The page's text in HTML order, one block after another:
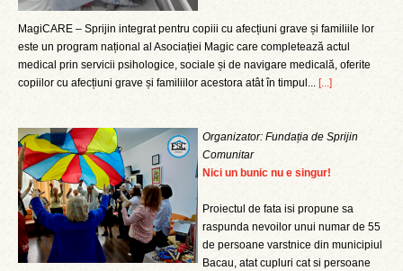
MagiCARE – Sprijin integrat pentru copiii cu afecțiuni grave și familiile lor
este un program național al Asociației Magic care completează actul
medical prin servicii psihologice, sociale și de navigare medicală, oferite
copiilor cu afecțiuni grave și familiilor acestora atât în timpul... [...]
Organizator: Fundația de Sprijin
Comunitar
Nici un bunic nu e singur!
Proiectul de fata isi propune sa
raspunda nevoilor unui numar de 55
de persoane varstnice din municipiul
Bacau, atat cupluri cat si persoane